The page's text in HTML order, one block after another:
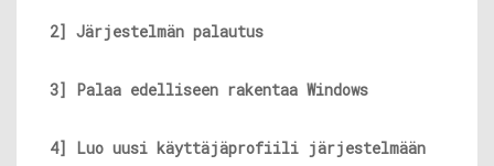
2] Järjestelmän palautus
3] Palaa edelliseen rakentaa Windows
4] Luo uusi käyttäjäprofiili järjestelmään